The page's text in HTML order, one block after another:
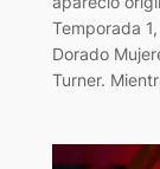
Temporada
Dorado
Turner.